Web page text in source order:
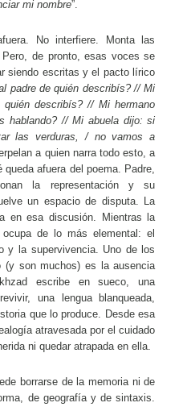
mi nombre”.
No interfiere. Monta las
de pronto, esas voces se
siendo escritas y el pacto lírico
padre de quién describís? // Mi
describís? // Mi hermano
hablando? // Mi abuela dijo: si
las verduras, / no vamos a
a quien narra todo esto, a
afuera del poema. Padre,
la representación y su
un espacio de disputa. La
en esa discusión. Mientras la
de lo más elemental: el
y la supervivencia. Uno de los
(y son muchos) es la ausencia
escribe en sueco, una
una lengua blanqueada,
que lo produce. Desde esa
atravesada por el cuidado
ni quedar atrapada en ella.
borrarse de la memoria ni de
de geografía y de sintaxis.